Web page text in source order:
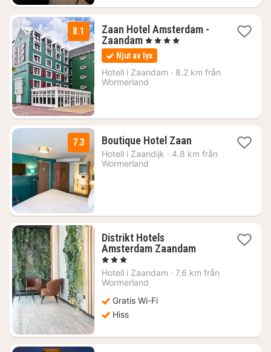
8.1
Zaan Hotel Amsterdam -
Zaandam1
natt
från
979
kr.
, 4 Stjärnor
Njut av lyx
Hotell i Zaandam · 8.2 km från
Wormerland
7.3 Boutique Hotel Zaan1
natt
Hotell i Zaandijk · 4.8 km från
Wormerland
Distrikt Hotels
Amsterdam Zaandam1
från
, 3 Stjärnor
Hotell i Zaandam · 7.6 km från
Wormerland
Gratis Wi-Fi
Hiss